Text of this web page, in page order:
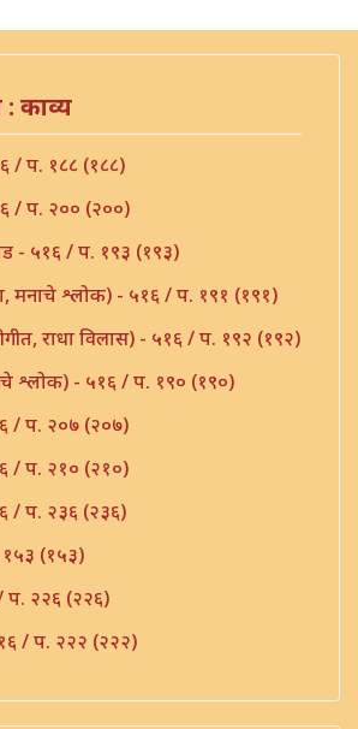
: काव्य
/ प. १८८ (१८८)
/ प. २०० (२००)
- ५१६ / प. १९३ (१९३)
मनाचे श्लोक) - ५१६ / प. १९१ (१९१)
राधा विलास) - ५१६ / प. १९२ (१९२)
श्लोक) - ५१६ / प. १९० (१९०)
/ प. २०७ (२०७)
/ प. २१० (२१०)
/ प. २३६ (२३६)
(१५३)
२२६ (२२६)
/ प. २२२ (२२२)